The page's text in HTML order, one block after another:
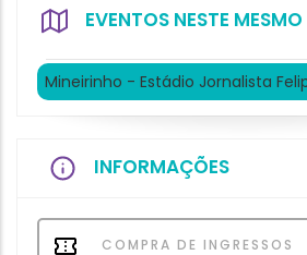
EVENTOS NESTE
Mineirinho - Estádio Jornalista
INFORMAÇÕES
COMPRA DE INGRESSOS